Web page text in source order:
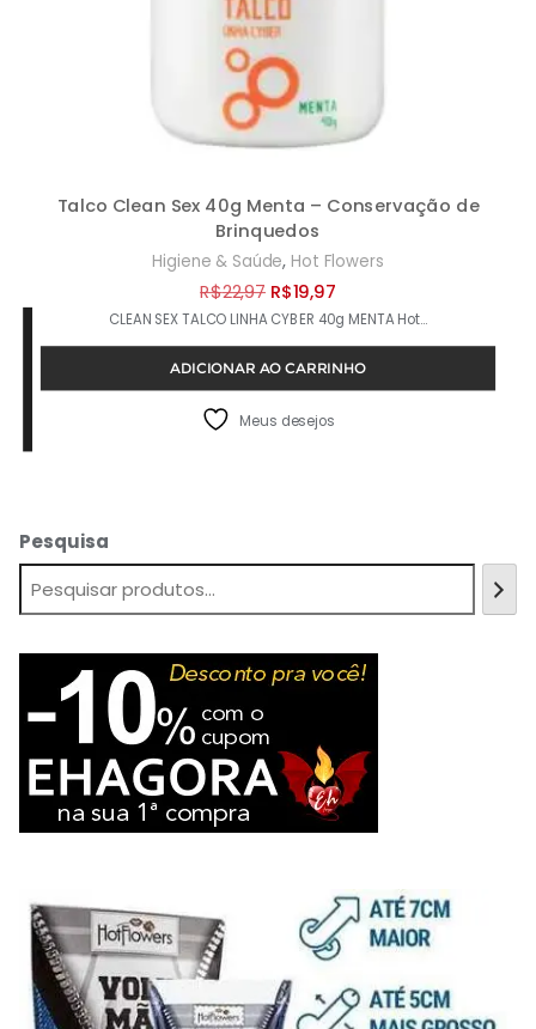
Talco Clean Sex 40g Menta – Conservação de
Brinquedos
Higiene & Saúde, Hot Flowers
R$22,97 O
preço
original
era:
R$22,97.
R$19,97O
preço
atual
é:
CLEAN SEX TALCO LINHA CYBER 40g MENTA Hot…
ADICIONAR AO CARRINHO
Meus desejos
Pesquisa